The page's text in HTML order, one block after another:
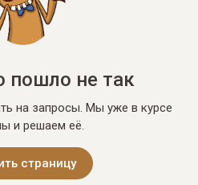
пошло не так
на запросы. Мы уже в курсе
и решаем её.
страницу